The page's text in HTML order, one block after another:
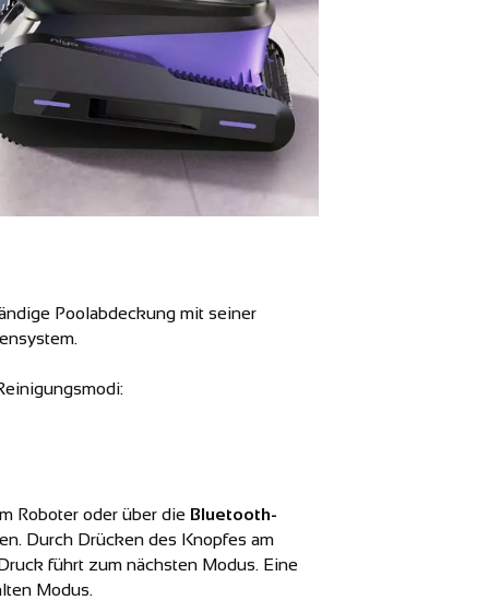
Poolabdeckung mit seiner
Roboter oder über die Bluetooth-
Durch Drücken des Knopfes am
führt zum nächsten Modus. Eine
Modus.